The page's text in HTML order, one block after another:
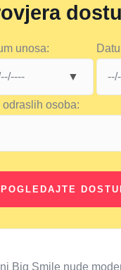
unosa:
odraslih osoba:
Big Smile nude